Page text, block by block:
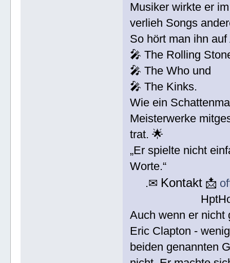
Musiker wirkte er
verlieh Songs
So hört man ihn
🎤 The Rolling
🎤 The Who und
🎤 The Kinks.
Wie ein
Meisterwerke
trat. 🌟
„Er spielte nicht
Worte.“
.✉ Kontakt 📩
Auch wenn er nicht
Eric Clapton -
beiden genannten